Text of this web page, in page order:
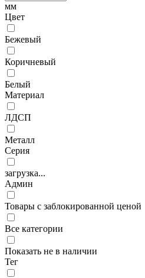
мм
Цвет
Бежевый
Коричневый
Белый
Материал
ЛДСП
Металл
Серия
загрузка...
Админ
Товары с заблокированной ценой
Все категории
Показать не в наличии
Тег